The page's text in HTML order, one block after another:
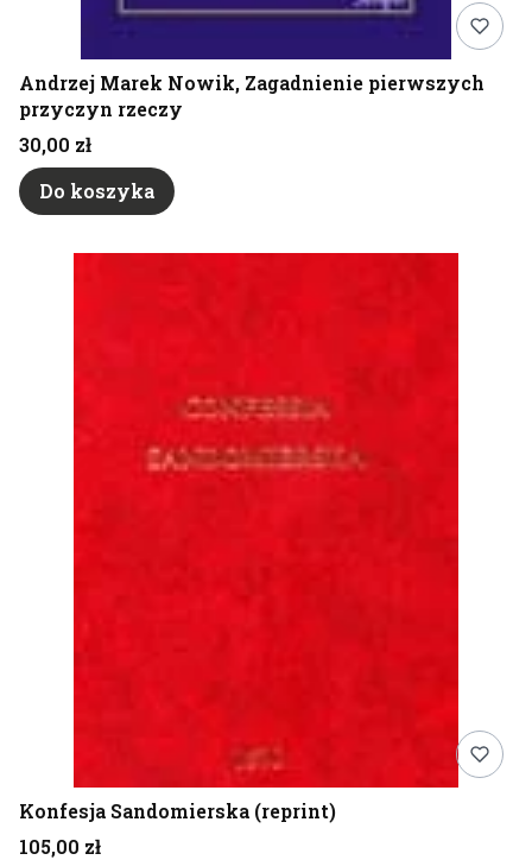
Andrzej Marek Nowik, Zagadnienie pierwszych
przyczyn rzeczy
Cena
30,00 zł
Do koszyka
Konfesja Sandomierska (reprint)
Cena
105,00 zł